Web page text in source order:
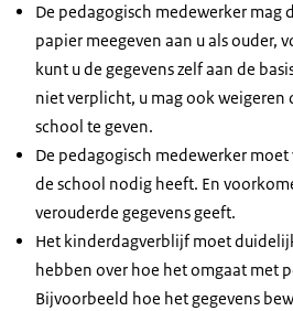
De pedagogisch medewerker mag
papier meegeven aan u als ouder,
kunt u de gegevens zelf aan de
niet verplicht, u mag ook weigeren
school te geven.
De pedagogisch medewerker
de school nodig heeft. En
verouderde gegevens geeft.
Het kinderdagverblijf moet
hebben over hoe het omgaat met
Bijvoorbeeld hoe het gegevens